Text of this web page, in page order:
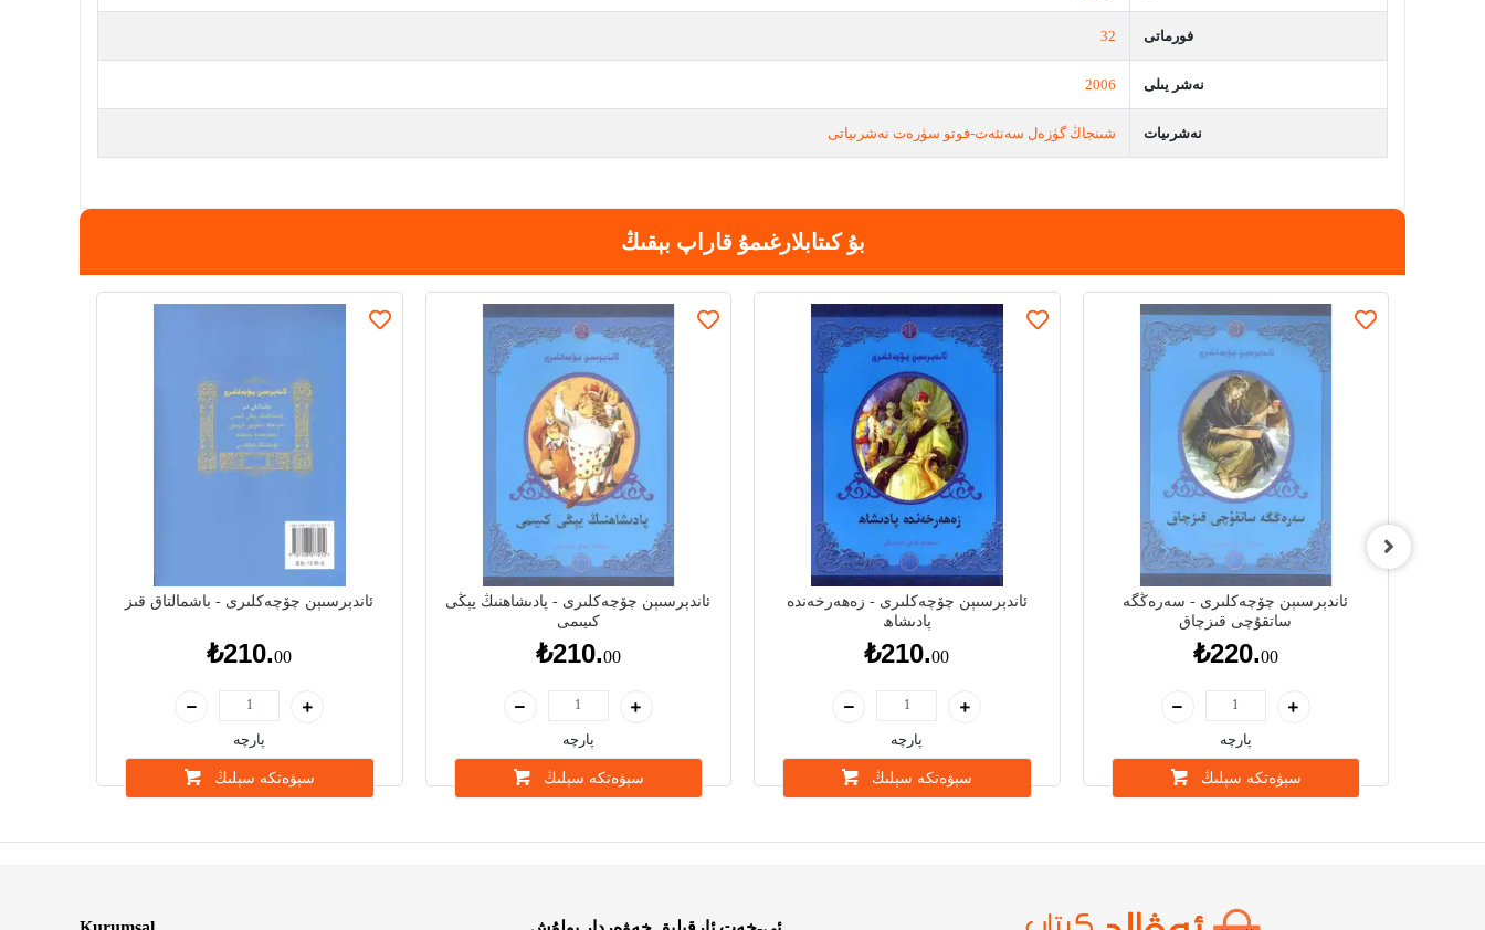
فورماتى 32
نەشر يىلى 2006
نەشرىيات شىنجاڭ گۈزەل سەنئەت-فوتو سۈرەت نەشرىياتى
بۇ كىتابلارغىمۇ قاراپ بېقىڭ
ئاندېرسىېن چۆچەكلىرى - باشمالتاق قىز
₺210.00
پارچە
سېۋەتكە سېلىڭ
ئاندېرسىېن چۆچەكلىرى - پادىشاھنىڭ يېڭى
كىيىمى
₺210.00
پارچە
سېۋەتكە سېلىڭ
ئاندېرسىېن چۆچەكلىرى - زەھەرخەندە
پادىشاھ
₺210.00
پارچە
سېۋەتكە سېلىڭ
ئاندېرسىېن چۆچەكلىرى - سەرەڭگە
ساتقۇچى قىزچاق
₺220.00
پارچە
سېۋەتكە سېلىڭ